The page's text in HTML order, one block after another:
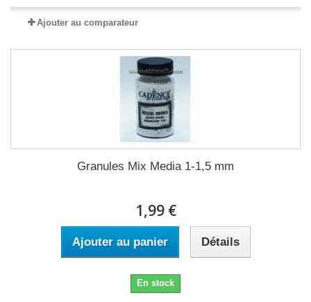
Ajouter au comparateur
Granules Mix Media 1-1,5 mm
1,99 €
Ajouter au panier Détails
En stock